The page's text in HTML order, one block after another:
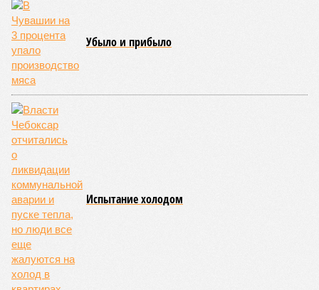
Убыло и прибыло
Испытание холодом